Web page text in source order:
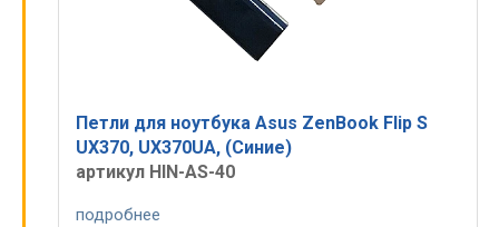
Петли для ноутбука Asus ZenBook Flip S
UX370, UX370UA, (Синие)
артикул HIN-AS-40
подробнее